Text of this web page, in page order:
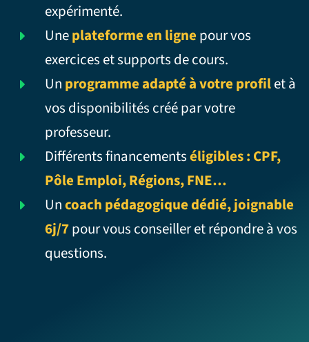
expérimenté.
Uneplateforme en ligne pour vos
exercices et supports de cours.
Un programme adapté à votre profilet à
vos disponibilités créé par votre
professeur.
Différents financementséligibles : CPF,
Pôle Emploi, Régions, FNE…
Uncoach pédagogique dédié, joignable
6j/7pour vous conseiller et répondre à vos
questions.